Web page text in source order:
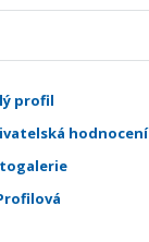
profil
hodnocení